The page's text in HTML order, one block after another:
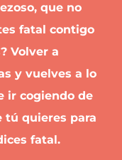
que no
fatal contigo
Volver a
y vuelves a lo
ir cogiendo de
tú quieres para
fatal.